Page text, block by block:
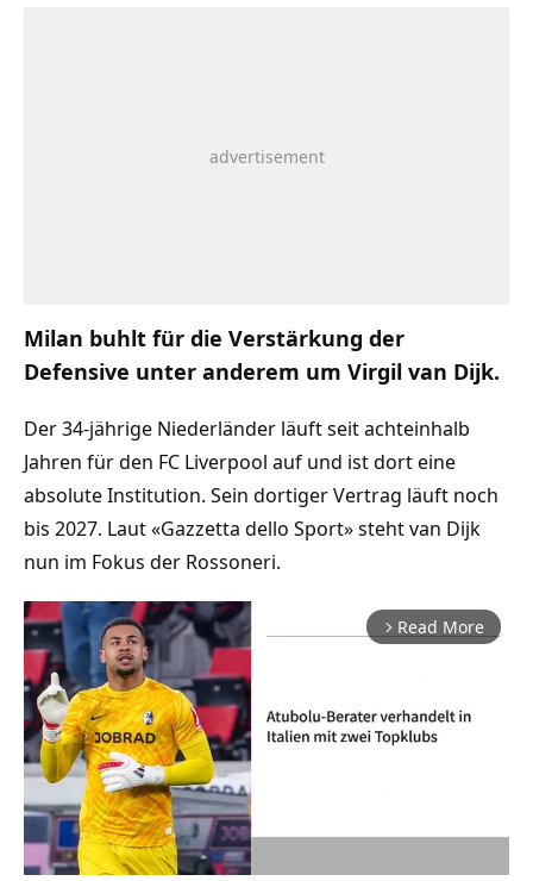
Milan buhlt für die Verstärkung der
Defensive unter anderem um Virgil van Dijk.
Der 34-jährige Niederländer läuft seit achteinhalb
Jahren für den FC Liverpool auf und ist dort eine
absolute Institution. Sein dortiger Vertrag läuft noch
bis 2027. Laut «Gazzetta dello Sport» steht van Dijk
nun im Fokus der Rossoneri.
arrow_forward_ios Read More